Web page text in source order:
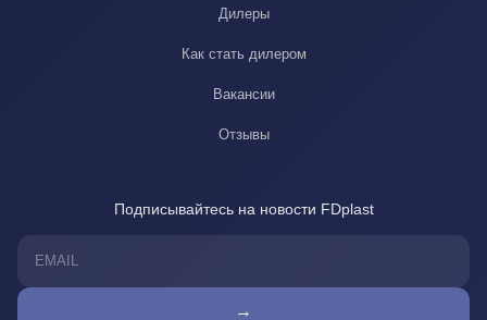
Дилеры
Как стать дилером
Вакансии
Отзывы
Подписывайтесь на новости FDplast
→